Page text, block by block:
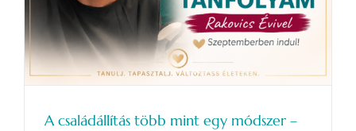
A családállítás több mint egy módszer –